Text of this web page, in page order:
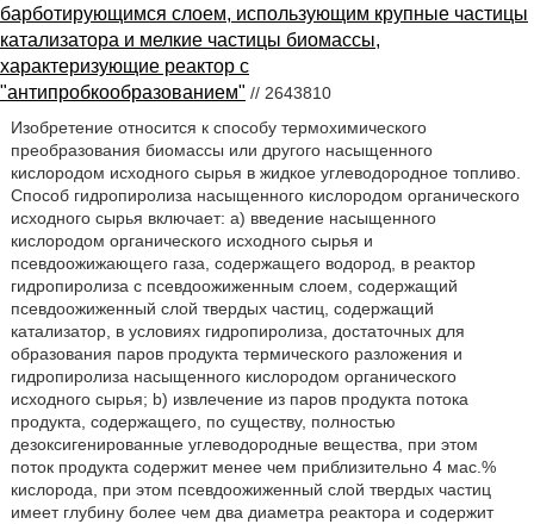
барботирующимся слоем, использующим крупные частицы
катализатора и мелкие частицы биомассы,
характеризующие реактор с
"антипробкообразованием" // 2643810
Изобретение относится к способу термохимического
преобразования биомассы или другого насыщенного
кислородом исходного сырья в жидкое углеводородное топливо.
Способ гидропиролиза насыщенного кислородом органического
исходного сырья включает: а) введение насыщенного
кислородом органического исходного сырья и
псевдоожижающего газа, содержащего водород, в реактор
гидропиролиза с псевдоожиженным слоем, содержащий
псевдоожиженный слой твердых частиц, содержащий
катализатор, в условиях гидропиролиза, достаточных для
образования паров продукта термического разложения и
гидропиролиза насыщенного кислородом органического
исходного сырья; b) извлечение из паров продукта потока
продукта, содержащего, по существу, полностью
дезоксигенированные углеводородные вещества, при этом
поток продукта содержит менее чем приблизительно 4 мас.%
кислорода, при этом псевдоожиженный слой твердых частиц
имеет глубину более чем два диаметра реактора и содержит